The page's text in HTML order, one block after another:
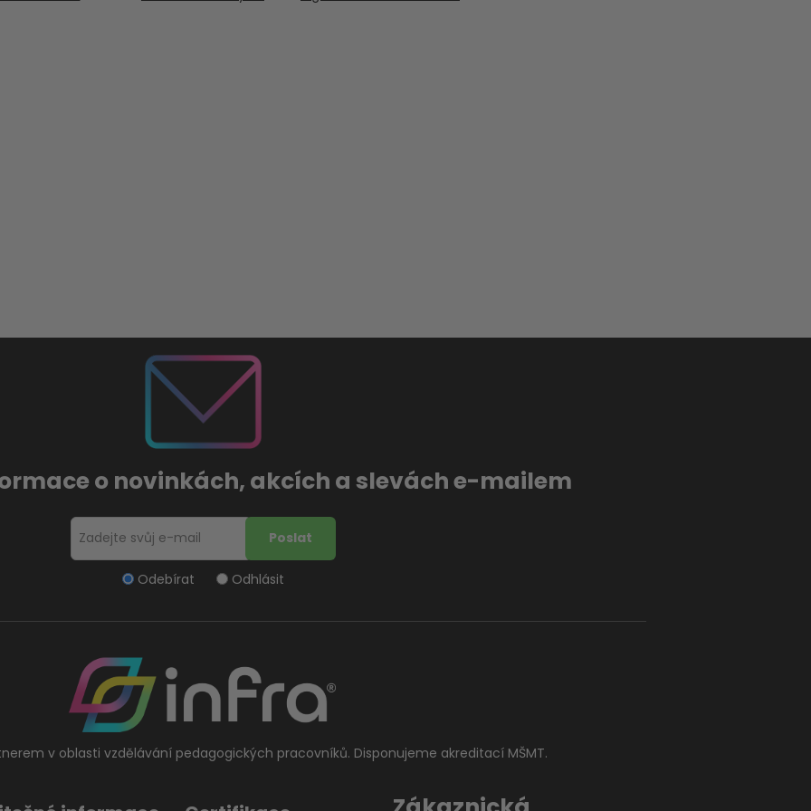
o novinkách, akcích a slevách e-mailem
Odebírat Odhlásit
v oblasti vzdělávání pedagogických pracovníků. Disponujeme akreditací MŠMT.